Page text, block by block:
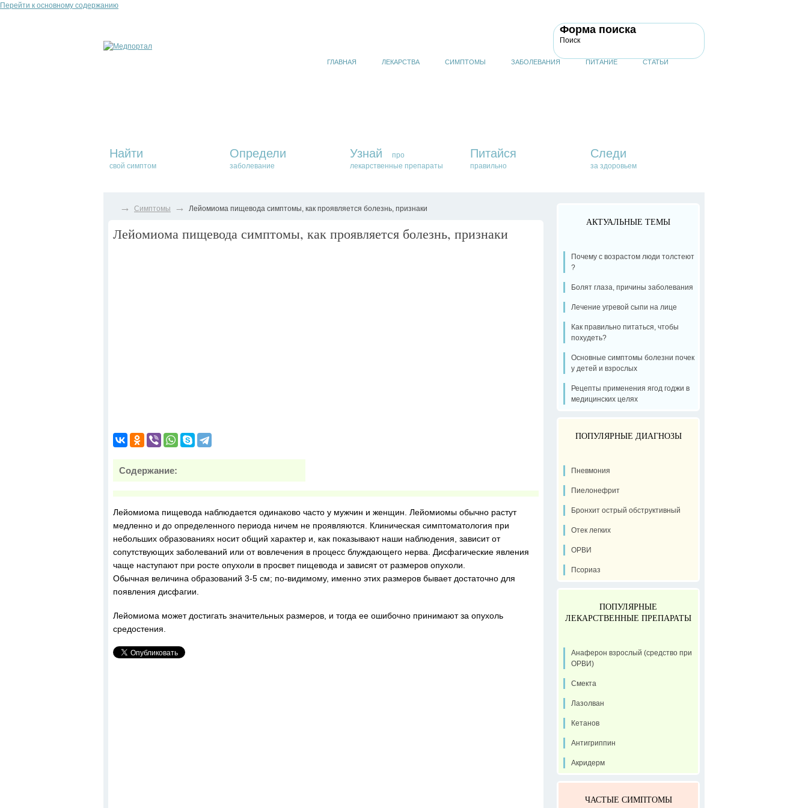
Перейти к основному содержанию
Форма поиска
Поиск
ГЛАВНАЯ ЛЕКАРСТВА СИМПТОМЫ ЗАБОЛЕВАНИЯ ПИТАНИЕ СТАТЬИ
Найти
свой симптом
Определи
заболевание
Узнай
про
лекарственные препараты
Питайся
правильно
Следи
за здоровьем
→ Симптомы → Лейомиома пищевода симптомы, как проявляется болезнь, признаки
Лейомиома пищевода симптомы, как проявляется болезнь, признаки
Содержание:
Лейомиома пищевода наблюдается одинаково часто у мужчин и женщин. Лейомиомы обычно растут
медленно и до определенного периода ничем не проявляются. Клиническая симптоматология при
небольших образованиях носит общий характер и, как показывают наши наблюдения, зависит от
сопутствующих заболеваний или от вовлечения в процесс блуждающего нерва. Дисфагические явления
чаще наступают при росте опухоли в просвет пищевода и зависят от размеров опухоли.
Обычная величина образований 3-5 см; по-видимому, именно этих размеров бывает достаточно для
появления дисфагии.
Лейомиома может достигать значительных размеров, и тогда ее ошибочно принимают за опухоль
средостения.
АКТУАЛЬНЫЕ ТЕМЫ
Почему с возрастом люди толстеют
?
Болят глаза, причины заболевания
Лечение угревой сыпи на лице
Как правильно питаться, чтобы
похудеть?
Основные симптомы болезни почек
у детей и взрослых
Рецепты применения ягод годжи в
медицинских целях
ПОПУЛЯРНЫЕ ДИАГНОЗЫ
Пневмония
Пиелонефрит
Бронхит острый обструктивный
Отек легких
ОРВИ
Псориаз
ПОПУЛЯРНЫЕ
ЛЕКАРСТВЕННЫЕ ПРЕПАРАТЫ
Анаферон взрослый (средство при
ОРВИ)
Смекта
Лазолван
Кетанов
Антигриппин
Акридерм
ЧАСТЫЕ СИМПТОМЫ